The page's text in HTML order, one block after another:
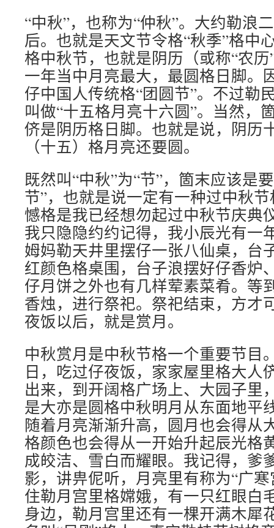
“中秋”，也称为“仲秋”。大约勒浪
后。也就是天文节令格“秋季”格中
格中秋节，也就是阴历（或称“农
一年当中月亮最大，最圆格日脚。
仔中国人传统格“团圆节”。不过勒
叫做“十五格月亮十六圆”。当然，
侪是阴历格日脚。也就是说，阴历
（十五）格月亮还要圆。
既然叫“中秋”为“节”，箇末应该是
节”，也就是说一定有一种过中秋
憾格是我已经想勿起过中秋节庆典
我只隐隐约约记得，我小辰光有一
姆妈勒天井里摆仔一张八仙桌，台
红颜色格桌围，台子浪摆好仔香炉
仔月饼之外也有几样荤素菜肴。等
香烛，进行祭祀。祭祀结束，方才
夜饭以后，就是赏月。
中秋赏月是中秋节格一个重要节目
日，吃过仔夜饭，家家屋里格大人
出来，到开阔格广场上、大园子里
是大亦是圆格中秋明月从东面地平
随着月亮渐渐升高，圆月也会得从
格颜色也会得从一开始升起辰光格
成皎洁、雪白而耀眼。我记得，爹
影，讲畁伲听，月亮里有称为“广寒
住勒月宫里格嫦娥，有一只红眼白
身边，勒月宫里还有一棵开满木犀